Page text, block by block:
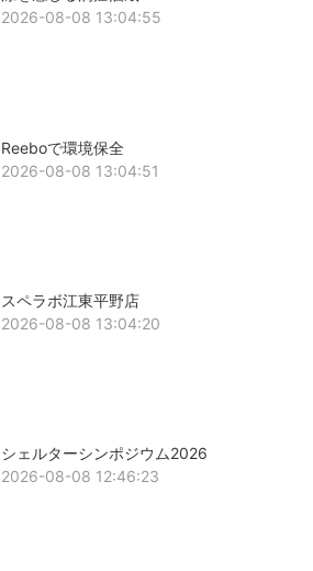
2026-08-08 13:04:55
Reeboで環境保全
2026-08-08 13:04:51
スペラボ江東平野店
2026-08-08 13:04:20
シェルターシンポジウム2026
2026-08-08 12:46:23